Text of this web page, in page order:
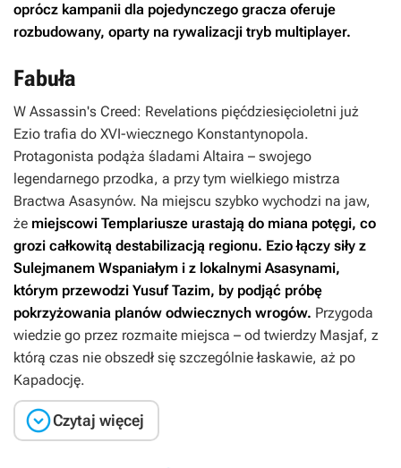
oprócz kampanii dla pojedynczego gracza oferuje
rozbudowany, oparty na rywalizacji tryb multiplayer.
Fabuła
W Assassin's Creed: Revelations pięćdziesięcioletni już
Ezio trafia do XVI-wiecznego Konstantynopola.
Protagonista podąża śladami Altaira – swojego
legendarnego przodka, a przy tym wielkiego mistrza
Bractwa Asasynów. Na miejscu szybko wychodzi na jaw,
że miejscowi Templariusze urastają do miana potęgi, co
grozi całkowitą destabilizacją regionu. Ezio łączy siły z
Sulejmanem Wspaniałym i z lokalnymi Asasynami,
którym przewodzi Yusuf Tazim, by podjąć próbę
pokrzyżowania planów odwiecznych wrogów. Przygoda
wiedzie go przez rozmaite miejsca – od twierdzy Masjaf, z
którą czas nie obszedł się szczególnie łaskawie, aż po
Kapadocję.
Czytaj więcej